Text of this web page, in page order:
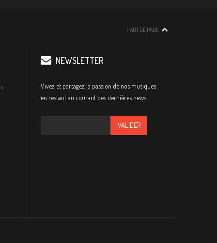
HAUT DE PAGE
NEWSLETTER
Vivez et partagez la passion de nos musiques
en restant au courant des dernières news